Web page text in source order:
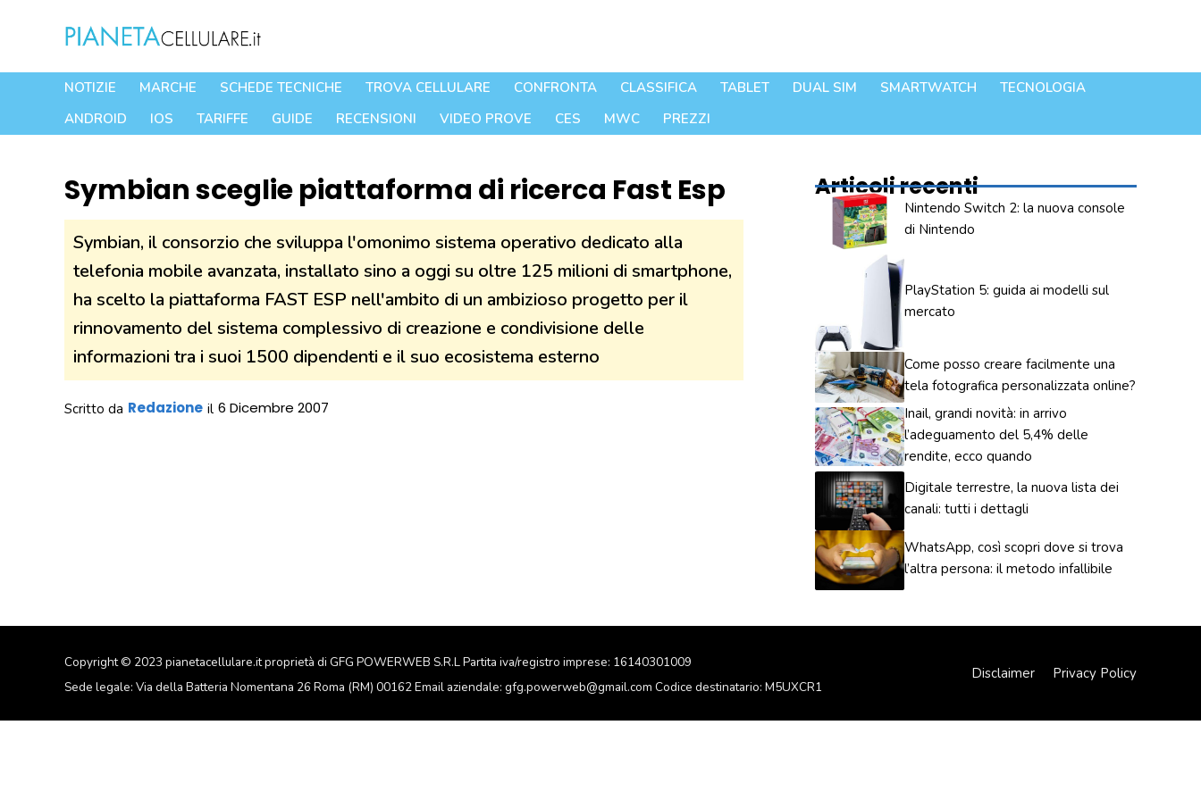
contenuto
NOTIZIE MARCHE SCHEDE TECNICHE TROVA CELLULARE CONFRONTA CLASSIFICA TABLET DUAL SIM SMARTWATCH
TECNOLOGIA
ANDROID
IOS TARIFFE GUIDE RECENSIONI VIDEO PROVE CES MWC PREZZI
Symbian sceglie piattaforma di ricerca Fast Esp
Symbian, il consorzio che sviluppa l'omonimo sistema operativo dedicato alla
telefonia mobile avanzata, installato sino a oggi su oltre 125 milioni di smartphone,
ha scelto la piattaforma FAST ESP nell'ambito di un ambizioso progetto per il
rinnovamento del sistema complessivo di creazione e condivisione delle
informazioni tra i suoi 1500 dipendenti e il suo ecosistema esterno
Scritto da Redazione il 6 Dicembre 2007
Articoli recenti
Nintendo Switch 2: la nuova console
di Nintendo
PlayStation 5: guida ai modelli sul
mercato
Come posso creare facilmente una
tela fotografica personalizzata online?
Inail, grandi novità: in arrivo
l’adeguamento del 5,4% delle
rendite, ecco quando
Digitale terrestre, la nuova lista dei
canali: tutti i dettagli
WhatsApp, così scopri dove si trova
l’altra persona: il metodo infallibile
Copyright © 2023 pianetacellulare.it proprietà di GFG POWERWEB S.R.L Partita iva/registro imprese: 16140301009
Sede legale: Via della Batteria Nomentana 26 Roma (RM) 00162 Email aziendale: gfg.powerweb@gmail.com Codice destinatario: M5UXCR1
Disclaimer Privacy Policy